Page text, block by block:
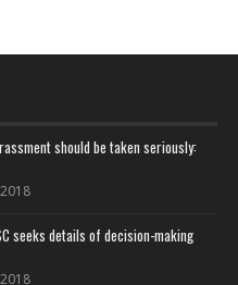
should be taken seriously:
seeks details of decision-making